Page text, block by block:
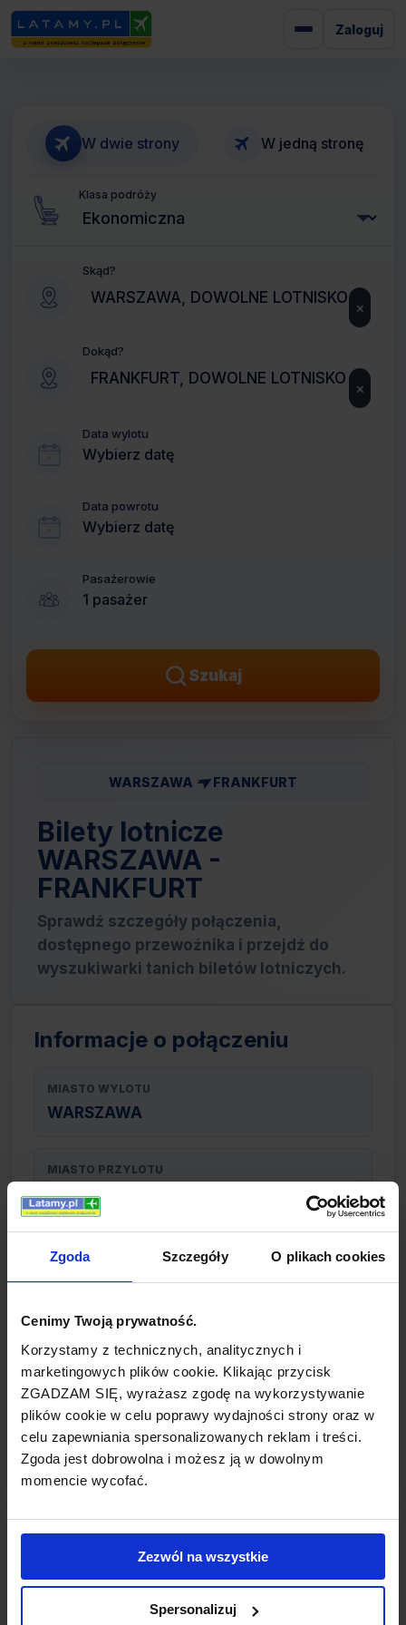
Zgoda Szczegóły O plikach cookies
Cenimy Twoją prywatność.
Korzystamy z technicznych, analitycznych i
marketingowych plików cookie. Klikając przycisk
ZGADZAM SIĘ, wyrażasz zgodę na wykorzystywanie
plików cookie w celu poprawy wydajności strony oraz w
celu zapewniania spersonalizowanych reklam i treści.
Zgoda jest dobrowolna i możesz ją w dowolnym
momencie wycofać.
Zezwól na wszystkie
Spersonalizuj
Zaloguj
WARSZAWA FRANKFURT
Bilety lotnicze
WARSZAWA -
FRANKFURT
Sprawdź szczegóły połączenia,
dostępnego przewoźnika i przejdź do
wyszukiwarki tanich biletów lotniczych.
W dwie strony W jedną stronę
Klasa podróży
Skąd?
×
Dokąd?
×
Data wylotu
Wybierz datę
Data powrotu
Wybierz datę
Pasażerowie
1 pasażer
Szukaj
Informacje o połączeniu
MIASTO WYLOTU
WARSZAWA
MIASTO PRZYLOTU
FRANKFURT
TYP POŁĄCZENIA
REZERWACJA
online lub telefoniczna
PŁATNOŚĆ
przelew, gotówka, karta
Spanair